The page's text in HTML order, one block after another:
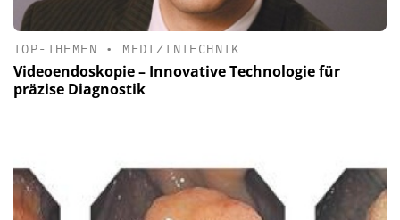
TOP-THEMEN • MEDIZINTECHNIK
Videoendoskopie – Innovative Technologie für
präzise Diagnostik